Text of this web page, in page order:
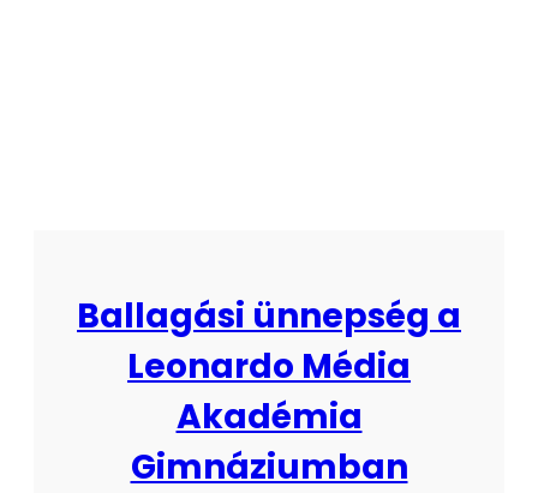
Ballagási ünnepség a
Leonardo Média
Akadémia
Gimnáziumban